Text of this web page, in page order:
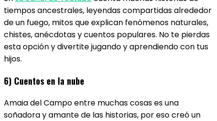
tiempos ancestrales, leyendas compartidas alrededor
de un fuego, mitos que explican fenómenos naturales,
chistes, anécdotas y cuentos populares. No te pierdas
esta opción y divertite jugando y aprendiendo con tus
hijos.
6) Cuentos en la nube
Amaia del Campo entre muchas cosas es una
soñadora y amante de las historias, por eso creó un